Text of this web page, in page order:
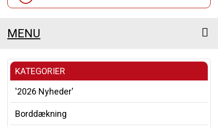
MENU
KATEGORIER
'2026 Nyheder'
Borddækning